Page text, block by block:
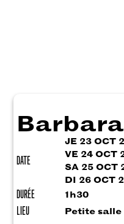
DATE
JE 23 OCT
VE 24 OCT
SA 25 OCT
DI 26 OCT
DURÉE 1h30
LIEU Petite salle